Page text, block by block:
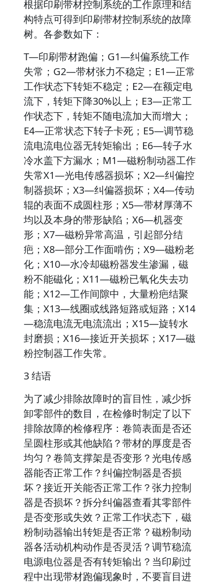
根据印刷带材控制系统的工作原理和结
构特点可得到印刷带材控制系统的故障
树。各参数如下：
T—印刷带材跑偏；G1—纠偏系统工作
失常；G2—带材张力不稳定；E1—正常
工作状态下转矩不稳定；E2—在额定电
流下，转矩下降30%以上；E3—正常工
作状态下，转矩不随电流加大而增大；
E4—正常状态下转子卡死；E5—调节稳
流电流电位器无转矩输出；E6—转子水
冷水盖下方漏水；M1—磁粉制动器工作
失常X1—光电传感器损坏；X2—纠偏控
制器损坏；X3—纠偏器损坏；X4—传动
辊的表面不成圆柱形；X5—带材厚薄不
均以及本身的带形缺陷；X6—机器变
形；X7—磁粉异常高温，引起部分结
疤；X8—部分工作面啃伤；X9—磁粉老
化；X10—水冷却磁粉器发生渗漏，磁
粉不能磁化；X11—磁粉已氧化失去功
能；X12—工作间隙中，大量粉疤结聚
集；X13—线圈或线路短路或短路；X14
—稳流电流无电流流出；X15—旋转水
封磨损；X16—接近开关损坏；X17—磁
粉控制器工作失常。
3 结语
为了减少排除故障时的盲目性，减少拆
卸零部件的数目，在检修时制定了以下
排除故障的检修程序：卷筒表面是否还
呈圆柱形或其他缺陷？带材的厚度是否
均匀？卷筒支撑架是否变形？光电传感
器能否正常工作？纠偏控制器是否损
坏？接近开关能否正常工作？张力控制
器是否损坏？拆分纠偏器查看其零部件
是否变形或失效？正常工作状态下，磁
粉制动器输出转矩是否正常？磁粉制动
器各活动机构动作是否灵活？调节稳流
电源电位器是否有转矩输出？当印刷过
程中出现带材跑偏现象时，不要盲目进